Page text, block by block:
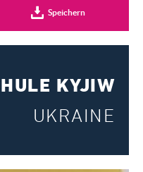
Speichern
KYJIW
UKRAINE